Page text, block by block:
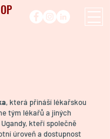
, která přináší lékařskou
tým lékařů a jiných
kteří společně
úroveň a dostupnost